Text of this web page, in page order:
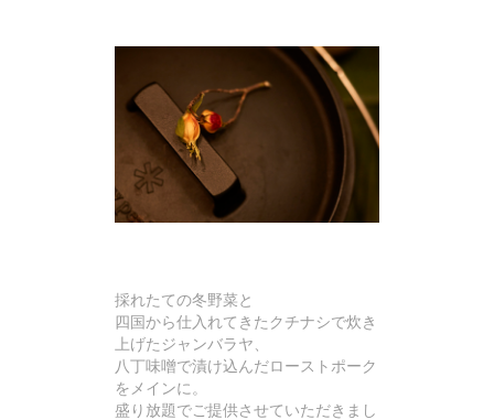
採れたての冬野菜と
四国から仕入れてきたクチナシで炊き
上げたジャンバラヤ、
八丁味噌で漬け込んだローストポーク
をメインに。
盛り放題でご提供させていただきまし